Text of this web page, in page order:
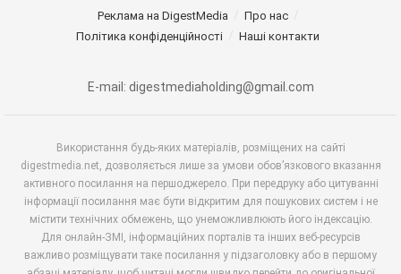
Реклама на DigestMedia
Про нас
Політика конфіденційності
Наші контакти
E-mail: digestmediaholding@gmail.com
Використання будь-яких матеріалів, розміщених на сайті
digestmedia.net, дозволяється лише за умови обов’язкового вказання
активного посилання на першоджерело. При передруку або цитуванні
інформації посилання має бути відкритим для пошукових систем і не
містити технічних обмежень, що унеможливлюють його індексацію.
Для онлайн-ЗМІ, інформаційних порталів та інших веб-ресурсів
важливо розміщувати таке посилання у підзаголовку або в першому